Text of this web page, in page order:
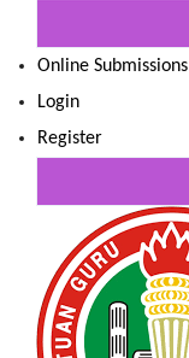
Online Submissions
Login
Register